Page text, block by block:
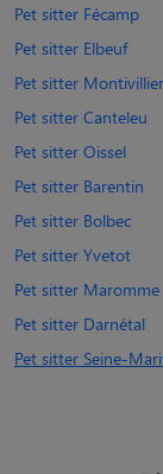
Pet sitter Fécamp
Pet sitter Elbeuf
Pet sitter
Pet sitter Canteleu
Pet sitter Oissel
Pet sitter Barentin
Pet sitter Bolbec
Pet sitter Yvetot
Pet sitter Maromme
Pet sitter Darnétal
Pet sitter Seine-